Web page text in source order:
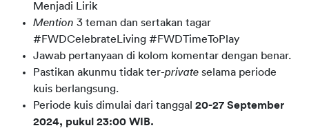
Menjadi Lirik
Mention 3 teman dan sertakan tagar
#FWDCelebrateLiving #FWDTimeToPlay
Jawab pertanyaan di kolom komentar dengan benar.
Pastikan akunmu tidak ter-private selama periode
kuis berlangsung.
Periode kuis dimulai dari tanggal 20-27 September
2024, pukul 23:00 WIB.